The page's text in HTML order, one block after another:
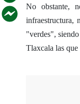
No obstante,
infraestructura,
"verdes",
Tlaxcala las que